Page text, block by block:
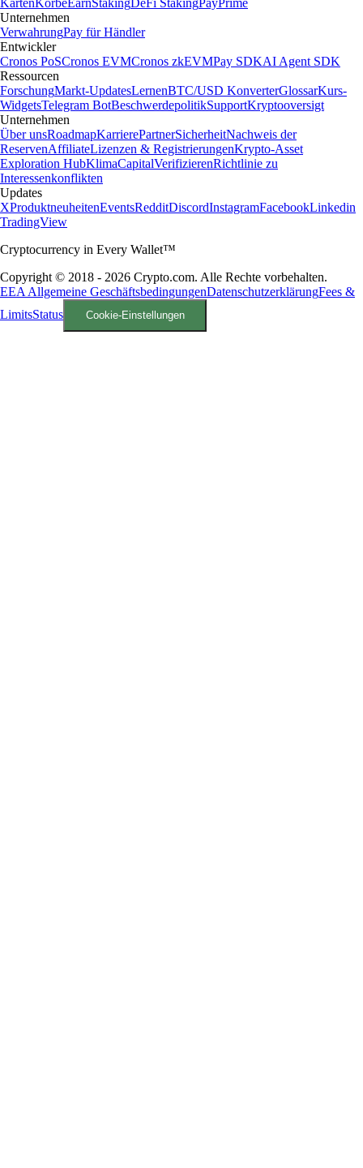
Karten KörbeEarnStaking DeFi StakingPayPrime
Unternehmen
VerwahrungPay für Händler
Entwickler
Cronos PoSCronos EVMCronos zkEVMPay SDKAI Agent SDK
Ressourcen
ForschungMarkt-UpdatesLernenBTC/USD KonverterGlossarKurs-
WidgetsTelegram BotBeschwerdepolitikSupportKryptooversigt
Unternehmen
Über unsRoadmapKarrierePartnerSicherheitNachweis der
ReservenAffiliateLizenzen & RegistrierungenKrypto-Asset
Exploration HubKlimaCapitalVerifizierenRichtlinie zu
Interessenkonflikten
Updates
XProduktneuheitenEventsRedditDiscordInstagramFacebookLinkedin
TradingView
Cryptocurrency in Every Wallet™
Copyright © 2018 - 2026 Crypto.com. Alle Rechte vorbehalten.
EEA Allgemeine GeschäftsbedingungenDatenschutzerklärungFees &
LimitsStatus Cookie-Einstellungen